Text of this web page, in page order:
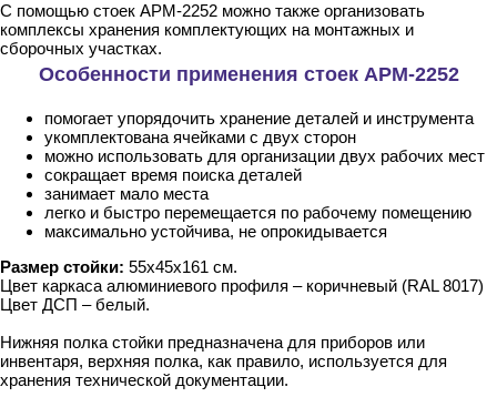
С помощью стоек АРМ-2252 можно также организовать
комплексы хранения комплектующих на монтажных и
сборочных участках.
Особенности применения стоек АРМ-2252
помогает упорядочить хранение деталей и инструмента
укомплектована ячейками с двух сторон
можно использовать для организации двух рабочих мест
сокращает время поиска деталей
занимает мало места
легко и быстро перемещается по рабочему помещению
максимально устойчива, не опрокидывается
Размер стойки: 55х45х161 см.
Цвет каркаса алюминиевого профиля – коричневый (RAL 8017)
Цвет ДСП – белый.
Нижняя полка стойки предназначена для приборов или
инвентаря, верхняя полка, как правило, используется для
хранения технической документации.